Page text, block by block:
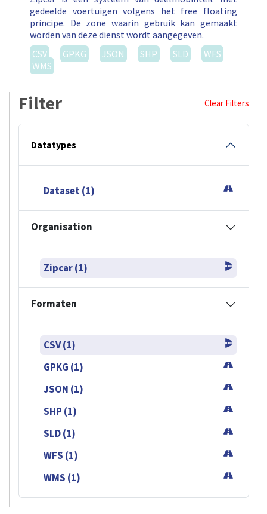
gedeelde voertuigen volgens het free floating
principe. De zone waarin gebruik kan gemaakt
worden van deze dienst wordt aangegeven.
CSV
GPKG JSON SHP SLD
WFS
WMS
Filter Clear Filters
Datatypes
Dataset (1)
Organisation
Zipcar (1)
Formaten
CSV (1)
GPKG (1)
JSON (1)
SHP (1)
SLD (1)
WFS (1)
WMS (1)